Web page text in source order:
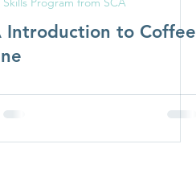
Introduction to Coffee